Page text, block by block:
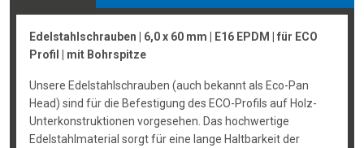
Edelstahlschrauben | 6,0 x 60 mm | E16 EPDM | für ECO
Profil | mit Bohrspitze
Unsere Edelstahlschrauben (auch bekannt als Eco-Pan
Head) sind für die Befestigung des ECO-Profils auf Holz-
Unterkonstruktionen vorgesehen. Das hochwertige
Edelstahlmaterial sorgt für eine lange Haltbarkeit der